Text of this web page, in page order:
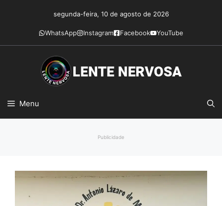
conteúdo
segunda-feira, 10 de agosto de 2026
WhatsApp Instagram Facebook YouTube
Menu
Publicidade